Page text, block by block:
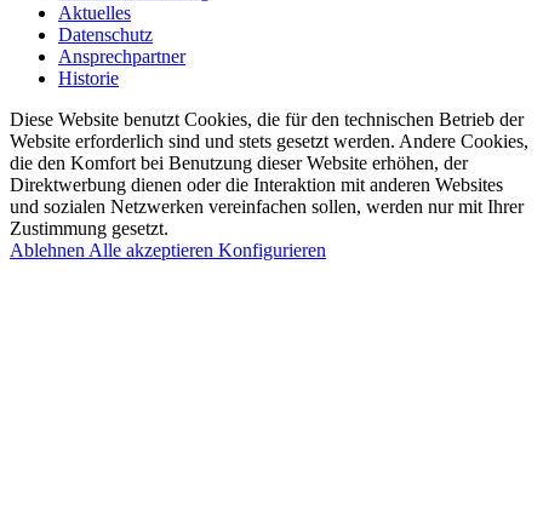
Aktuelles
Datenschutz
Ansprechpartner
Historie
Diese Website benutzt Cookies, die für den technischen Betrieb der
Website erforderlich sind und stets gesetzt werden. Andere Cookies,
die den Komfort bei Benutzung dieser Website erhöhen, der
Direktwerbung dienen oder die Interaktion mit anderen Websites
und sozialen Netzwerken vereinfachen sollen, werden nur mit Ihrer
Zustimmung gesetzt.
Ablehnen Alle akzeptieren Konfigurieren